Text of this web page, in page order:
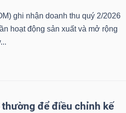
ghi nhận doanh thu quý 2/2026
hoạt động sản xuất và mở rộng
để điều chỉnh kế